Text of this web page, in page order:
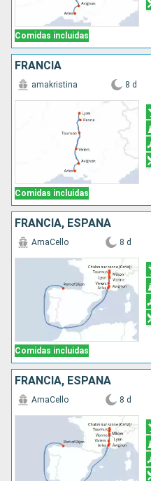
Comidas incluidas
FRANCIA
Comidas incluidas
amakristina 8 d
FRANCIA, ESPAÑA
Comidas incluidas
AmaCello 8 d
FRANCIA, ESPAÑA
AmaCello 8 d